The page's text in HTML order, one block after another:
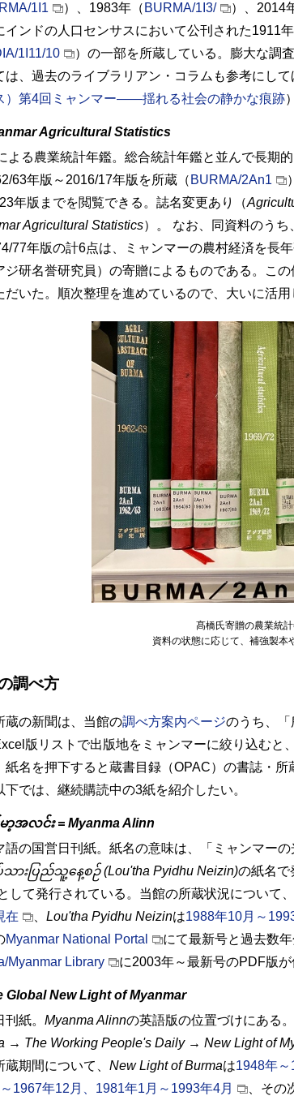
1I1 ）、1983年（ BURMA/1I3/ ）、2014
インドの人口センサスにおいて公刊された1911
1I11/10
）の一部を所蔵している。膨大な調
は、過去のライブラリアン・コラムも参考にして
）第4回ミャンマー――揺れる社会の静かな痕跡
Agricultural Statistics
よる農業統計年鑑。総合統計年鑑と並んで長期
63年版～2016/17年版を所蔵（ BURMA/2An1
年版までを閲覧できる。誌名変更あり（
Agricultural Statistics）。 なお、同資料のう
77年版の計6点は、ミャンマーの農村経済を長
ジ研名誉研究員）の寄贈によるものである。こ
だいた。順次整理を進めているので、大いに活用
髙橋氏寄贈の農業統
資料の状態に応じて、補強製本
調べ方
蔵の新聞は、当館の調べ方案内ページのうち、「
版リストで出版地をミャンマーに絞り込むと
紙名を押下すると蔵書目録（OPAC）の書誌・所
下では、継続購読中の3紙を紹介したい。
မာ့အလင်း = Myanma Alinn
語の国営日刊紙。紙名の意味は、「ミャンマーの
ားပြည်သူ့နေ့စဉ် (Lou'tha Pyidhu Neizin)の紙名で
して発行されている。当館の所蔵状況について、
在
Lou'tha Pyidhu Neizinは1988年10月～
Myanmar National Portal にて最新号と過去数
Myanmar Library
に2003年～最新号のPDF版が
Global New Light of Myanmar
刊紙。 Myanma Alinnの英語版の位置づけにある
→ The Working People's Daily → New Light of
蔵期間について、 New Light of Burmaは1948年
1967年12月、1981年1月～1993年4月
、その